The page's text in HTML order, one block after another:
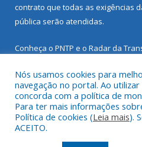
contrato que todas as exigências
pública serão atendidas.
Conheça o PNTP e o Radar da
Todos os direitos reservados a
Nós usamos cookies para
navegação no portal. Ao
concorda com a política de
Para ter mais informações
Política de cookies (Leia mais).
ACEITO.